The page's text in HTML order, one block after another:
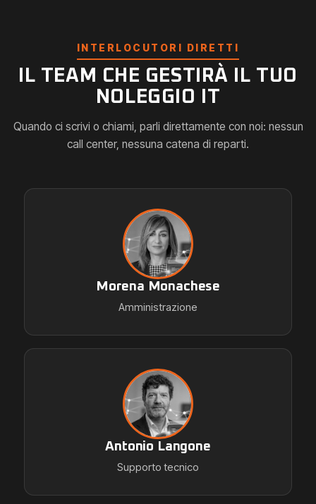
INTERLOCUTORI DIRETTI
IL TEAM CHE GESTIRÀ IL TUO
NOLEGGIO IT
Quando ci scrivi o chiami, parli direttamente con noi: nessun
call center, nessuna catena di reparti.
Morena Monachese
Amministrazione
Antonio Langone
Supporto tecnico